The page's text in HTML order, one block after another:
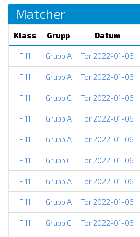
Matcher
Klass Grupp Datum
F 11 Grupp A Tor 2022-01-06
F 11 Grupp A Tor 2022-01-06
F 11 Grupp C Tor 2022-01-06
F 11 Grupp A Tor 2022-01-06
F 11 Grupp A Tor 2022-01-06
F 11 Grupp C Tor 2022-01-06
F 11 Grupp A Tor 2022-01-06
F 11 Grupp A Tor 2022-01-06
F 11 Grupp C Tor 2022-01-06